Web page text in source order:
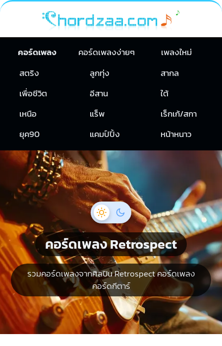
คอร์ดเพลง คอร์ดเพลงง่ายๆ
เพลงใหม่
สตริง
ลูกทุ่ง
สากล
เพื่อชีวิต
อีสาน
ใต้
เหนือ
แร็พ
เร็กเก้/สกา
ยุค90
แคมป์ปิ้ง หน้าหนาว
คอร์ดเพลง Retrospect
รวมคอร์ดเพลงจากศิลปิน Retrospect คอร์ดเพลง
คอร์ดกีตาร์